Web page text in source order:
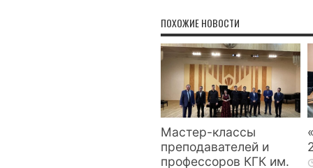
ПОХОЖИЕ НОВОСТИ
Мастер-классы
преподавателей и
профессоров КГК им.